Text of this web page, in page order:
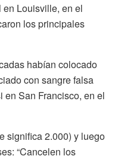
Louisville, en el
los principales
habían colocado
con sangre falsa
en San Francisco, en el
significa 2.000) y luego
“Cancelen los